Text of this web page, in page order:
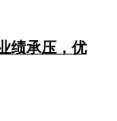
绩承压，优